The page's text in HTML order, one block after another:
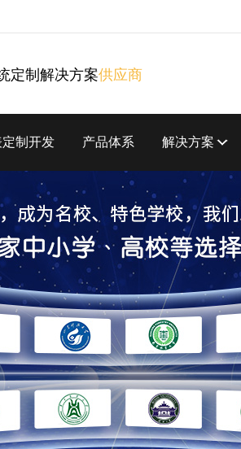
定制解决方案供应商
制开发 产品体系 解决方案